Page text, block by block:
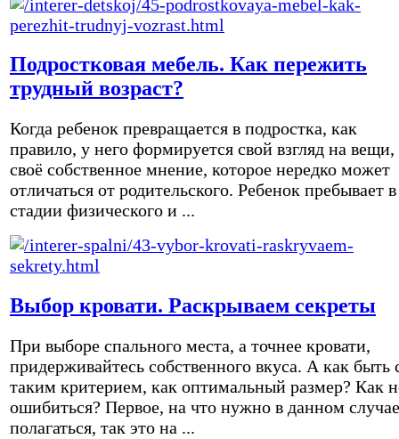
Подростковая мебель. Как пережить
трудный возраст?
Когда ребенок превращается в подростка, как
правило, у него формируется свой взгляд на вещи,
своё собственное мнение, которое нередко может
отличаться от родительского. Ребенок пребывает в
стадии физического и ...
Выбор кровати. Раскрываем секреты
При выборе спального места, а точнее кровати,
придерживайтесь собственного вкуса. А как быть
таким критерием, как оптимальный размер? Как
ошибиться? Первое, на что нужно в данном случае
полагаться, так это на ...